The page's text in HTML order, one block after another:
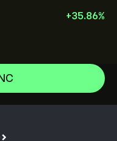
+35.86%